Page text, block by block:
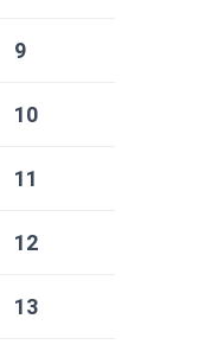
9
10
11
12
13